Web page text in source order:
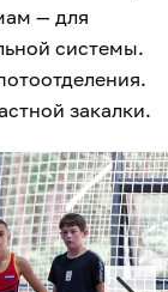
— для
системы.
закалки.